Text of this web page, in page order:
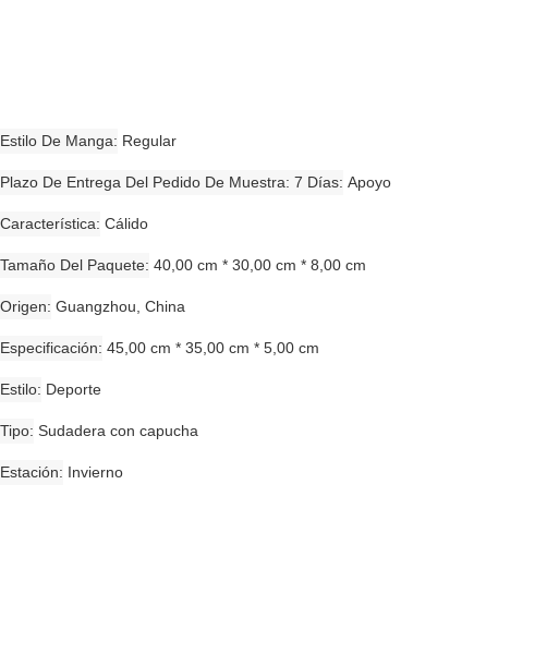
Estilo De Manga Regular
Plazo De Entrega Del Pedido De Muestra: 7 Días Apoyo
Característica Cálido
Tamaño Del Paquete 40,00 cm * 30,00 cm * 8,00 cm
Origen Guangzhou, China
Especificación 45,00 cm * 35,00 cm * 5,00 cm
Estilo Deporte
Tipo Sudadera con capucha
Estación Invierno